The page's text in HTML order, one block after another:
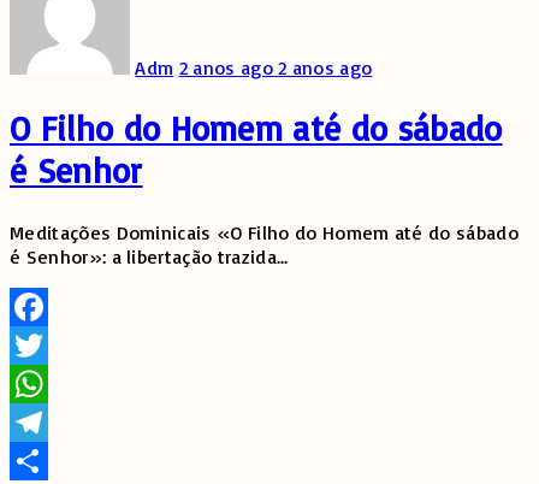
Adm 2 anos ago2 anos ago
O Filho do Homem até do sábado
é Senhor
Meditações Dominicais «O Filho do Homem até do sábado
é Senhor»: a libertação trazida…
Facebook
Twitter
WhatsApp
Telegram